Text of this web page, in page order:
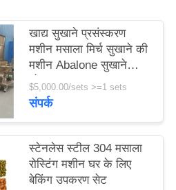
खाद्य सुखाने प्रसंस्करण
मशीन मसाला मिर्च सुखाने की
मशीन Abalone सुखाने
ओवन समुद्र
$5,000.00/sets >=1 sets
संपर्क
स्टेनलेस स्टील 304 मसाला
रोस्टिंग मशीन घर के लिए
बेकिंग उपकरण सेट